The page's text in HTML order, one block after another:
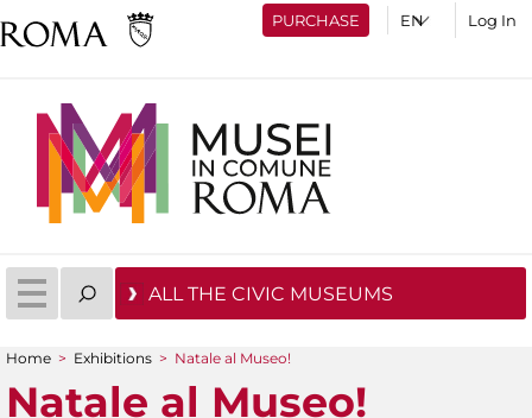
PURCHASE Log In
ALL THE CIVIC MUSEUMS
You are here
Home > Exhibitions > Natale al Museo!
Natale al Museo!